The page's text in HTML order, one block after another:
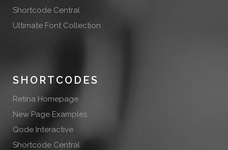
Shortcode Central
Ultimate Font Collection
SHORTCODES
Retina Homepage
New Page Examples
Qode Interactive
Shortcode Central